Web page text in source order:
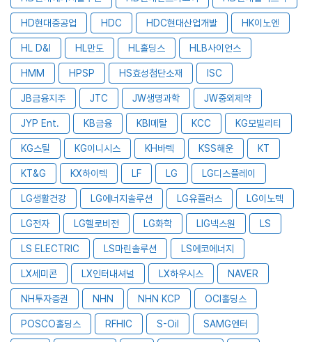
HD현대중공업 HDC HDC현대산업개발 HK이노엔
HL D&I HL만도 HL홀딩스 HLB사이언스
HMM HPSP HS효성첨단소재 ISC
JB금융지주 JTC JW생명과학 JW중외제약
JYP Ent. KB금융 KBI메탈 KCC KG모빌리티
KG스틸 KG이니시스 KH바텍 KSS해운 KT
KT&G KX하이텍 LF LG LG디스플레이
LG생활건강 LG에너지솔루션 LG유플러스 LG이노텍
LG전자 LG헬로비전 LG화학 LIG넥스원 LS
LS ELECTRIC LS마린솔루션 LS에코에너지
LX세미콘 LX인터내셔널 LX하우시스 NAVER
NH투자증권 NHN NHN KCP OCI홀딩스
POSCO홀딩스 RFHIC S-Oil SAMG엔터